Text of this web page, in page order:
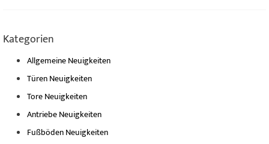
Kategorien
Allgemeine Neuigkeiten
Türen Neuigkeiten
Tore Neuigkeiten
Antriebe Neuigkeiten
Fußböden Neuigkeiten